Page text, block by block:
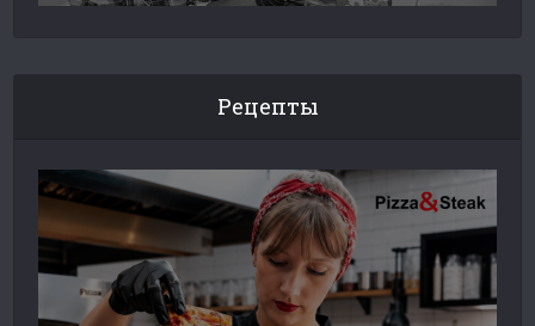
Рецепты